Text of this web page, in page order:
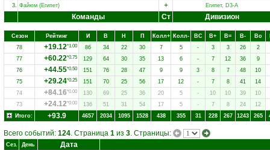
3. Файюм (Египет) + Египет, D3-A
Команды Ст Дивизион
Сезон Рейтинг И В Н П Колл+ Колл- ВC В+ В= В- Вo
78
+19.12*1.00 86 34 22 30 7 5 - 3 3 26
2
77
+60.22*0.75 129 64 30 35 13 6 - 7 12 36
9
76
+44.55*0.50 151 76 28 47 9 9 3 8 7 48
10
75
+29.24*0.25 151 70 25 56 17 12 - 7 8 41
14
74
+84.16*0.00 130 69 25 36 20 5 - 10 10 39
10
73
+24.12*0.00 136 51 31 54 17 5 - 7 8 24
12
Итого:
+93.9 4657 2034 1095 1528 438 355 31 228 267 1243 265
Всего событий: 124. Страница 1 из 3. Страницы:
Сез. День Дата